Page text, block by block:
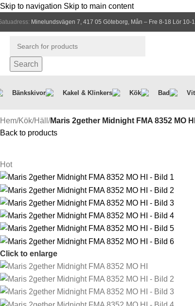
Skip to navigation Skip to main content
Minelundsvägen 7, 417 05 Göteborg, Mån – Fre 8-18 Lör 10-
Search
Bänkskivor Kakel & Klinkers Kök Bad
Hem/Kök/Häll /Maris 2gether Midnight FMA 8352 MO HI
Back to products
Hot
Click to enlarge